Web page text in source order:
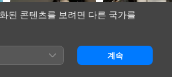
된 콘텐츠를 보려면 다른 국가를
계속